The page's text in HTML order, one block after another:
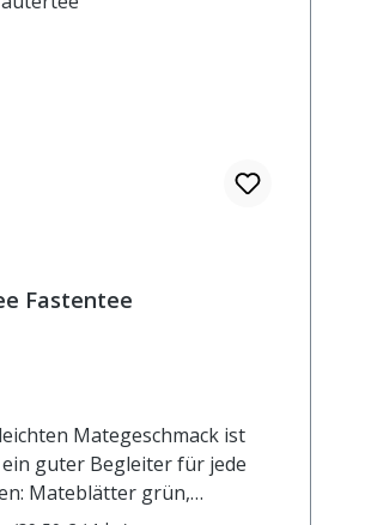
Fastentee
Mategeschmack ist
guter Begleiter für jede
Mateblätter grün,